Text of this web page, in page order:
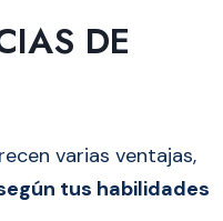
DE
varias ventajas,
tus habilidades